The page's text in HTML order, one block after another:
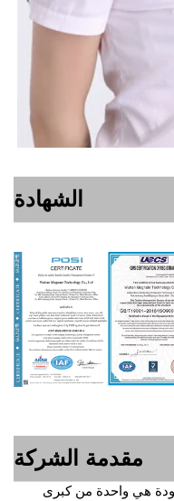
الشهادة
مقدمة الشركة
هي واحدة من كبرى